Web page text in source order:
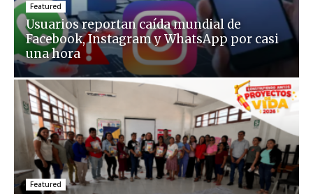
Featured
Usuarios reportan caída mundial de
Facebook, Instagram y WhatsApp por casi
una hora
Featured